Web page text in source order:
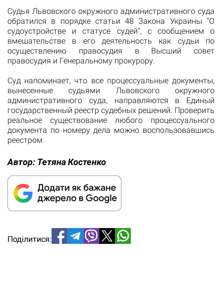
Судья Львовского окружного административного суда
обратился в порядке статьи 48 Закона Украины "О
судоустройстве и статусе судей", с сообщением о
вмешательстве в его деятельность как судьи по
осуществлению правосудия в Высший совет
правосудия и Генеральному прокурору.
Суд напоминает, что все процессуальные документы,
вынесенные судьями Львовского окружного
административного суда, направляются в Единый
государственный реестр судебных решений. Проверить
реальное существование любого процессуального
документа по номеру дела можно воспользовавшись
реестром.
Автор: Тетяна Костенко
Поділитися: